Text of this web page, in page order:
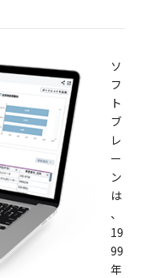
ソ
フ
ト
ブ
レ
ー
ン
は
、
19
99
年